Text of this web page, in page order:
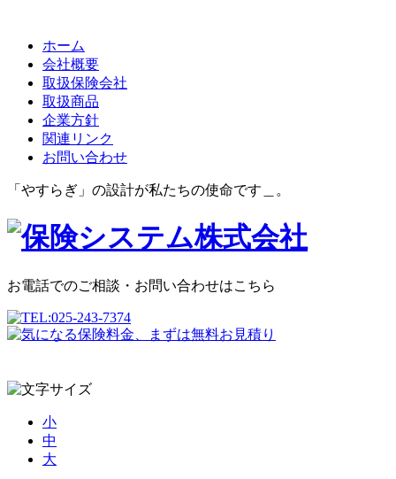
ホーム
会社概要
取扱保険会社
取扱商品
企業方針
関連リンク
お問い合わせ
「やすらぎ」の設計が私たちの使命です＿。
お電話でのご相談・お問い合わせはこちら
小
中
大